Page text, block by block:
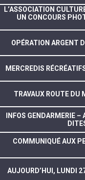
L’ASSOCIATION
UN CONCOURS
OPÉRATION ARGENT
MERCREDIS
TRAVAUX ROUTE DU
INFOS GENDARMERIE
COMMUNIQUÉ AUX
AUJOURD’HUI, LUNDI